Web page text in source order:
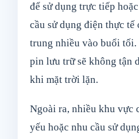
để sử dụng trực tiếp
cầu sử dụng điện thực
trung nhiều vào buổi
pin lưu trữ sẽ không tận
khi mặt trời lặn.
Ngoài ra, nhiều khu vực
yếu hoặc nhu cầu sử